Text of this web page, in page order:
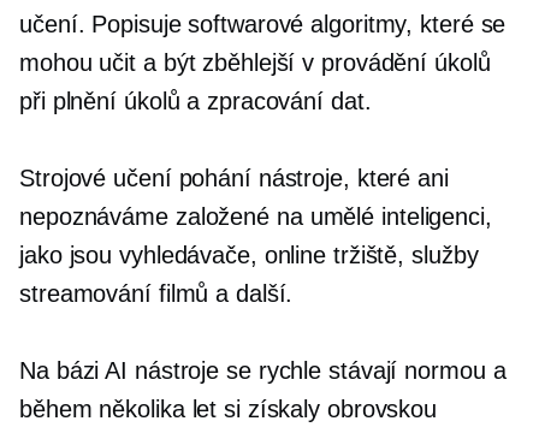
učení. Popisuje softwarové algoritmy, které se
mohou učit a být zběhlejší v provádění úkolů
při plnění úkolů a zpracování dat.
Strojové učení pohání nástroje, které ani
nepoznáváme založené na umělé inteligenci,
jako jsou vyhledávače, online tržiště, služby
streamování filmů a další.
Na bázi AI nástroje se rychle stávají normou a
během několika let si získaly obrovskou